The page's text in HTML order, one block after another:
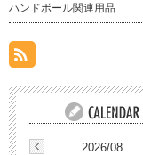
ハンドボール関連用品
2026/08